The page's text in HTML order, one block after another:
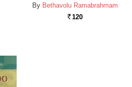
By Bethavolu Ramabrahmam
Rs. 120